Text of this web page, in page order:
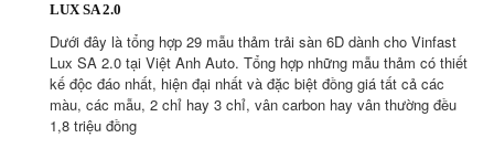
LUX SA 2.0
Dưới đây là tổng hợp 29 mẫu thảm trải sàn 6D dành cho Vinfast
Lux SA 2.0 tại Việt Anh Auto. Tổng hợp những mẫu thảm có thiết
kế độc đáo nhất, hiện đại nhất và đặc biệt đồng giá tất cả các
màu, các mẫu, 2 chỉ hay 3 chỉ, vân carbon hay vân thường đều
1,8 triệu đồng